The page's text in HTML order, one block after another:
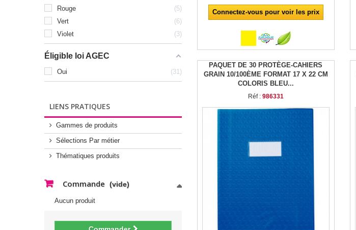
Rouge
5
Vert
6
Violet
3
Éligible loi AGEC
Oui 31
LIENS PRATIQUES
Gammes de produits
Sélections Par métier
Thématiques produits
Commande (vide)
Aucun produit
Connectez-vous pour voir les prix
PAQUET DE 30 PROTÈGE-CAHIERS
GRAIN 10/100ÈME FORMAT 17 X 22 CM
COLORIS BLEU...
Réf : 986331